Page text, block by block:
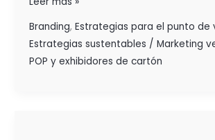
Branding, Estrategias para el punto de
Estrategias sustentables / Marketing
POP y exhibidores de cartón